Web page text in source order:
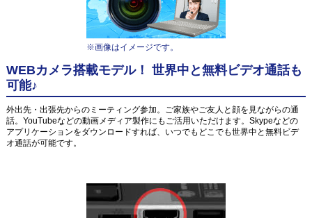
※画像はイメージです。
WEBカメラ搭載モデル！ 世界中と無料ビデオ通話も
可能♪
外出先・出張先からのミーティング参加。ご家族やご友人と顔を見ながらの通
話。YouTubeなどの動画メディア製作にもご活用いただけます。Skypeなどの
アプリケーションをダウンロードすれば、いつでもどこでも世界中と無料ビデ
オ通話が可能です。